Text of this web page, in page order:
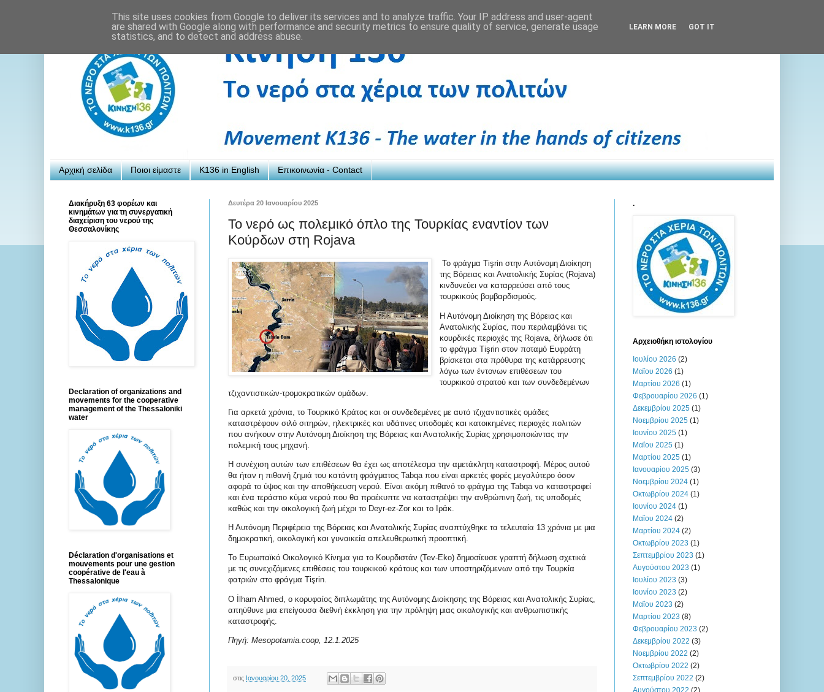
Αρχική σελίδα Ποιοι είμαστε K136 in English Επικοινωνία - Contact
Δευτέρα 20 Ιανουαρίου 2025
Το νερό ως πολεμικό όπλο της Τουρκίας εναντίον των
Κούρδων στη Rojava
Το φράγμα Tişrin στην Αυτόνομη Διοίκηση
της Βόρειας και Ανατολικής Συρίας (Rojava)
κινδυνεύει να καταρρεύσει από τους
τουρκικούς βομβαρδισμούς.
Η Αυτόνομη Διοίκηση της Βόρειας και
Ανατολικής Συρίας, που περιλαμβάνει τις
κουρδικές περιοχές της Rojava, δήλωσε ότι
το φράγμα Tişrin στον ποταμό Ευφράτη
βρίσκεται στα πρόθυρα της κατάρρευσης
λόγω των έντονων επιθέσεων του
τουρκικού στρατού και των συνδεδεμένων
τζιχαντιστικών-τρομοκρατικών ομάδων.
Για αρκετά χρόνια, το Τουρκικό Κράτος και οι συνδεδεμένες με αυτό τζιχαντιστικές ομάδες
καταστρέφουν σιλό σιτηρών, ηλεκτρικές και υδάτινες υποδομές και κατοικημένες περιοχές πολιτών
που ανήκουν στην Αυτόνομη Διοίκηση της Βόρειας και Ανατολικής Συρίας χρησιμοποιώντας την
πολεμική τους μηχανή.
Η συνέχιση αυτών των επιθέσεων θα έχει ως αποτέλεσμα την αμετάκλητη καταστροφή. Μέρος αυτού
θα ήταν η πιθανή ζημιά του κατάντη φράγματος Tabqa που είναι αρκετές φορές μεγαλύτερο όσον
αφορά το ύψος και την αποθήκευση νερού. Είναι ακόμη πιθανό το φράγμα της Tabqa να καταστραφεί
και ένα τεράστιο κύμα νερού που θα προέκυπτε να καταστρέψει την ανθρώπινη ζωή, τις υποδομές
καθώς και την οικολογική ζωή μέχρι το Deyr-ez-Zor και το Ιράκ.
Η Αυτόνομη Περιφέρεια της Βόρειας και Ανατολικής Συρίας αναπτύχθηκε τα τελευταία 13 χρόνια με μια
δημοκρατική, οικολογική και γυναικεία απελευθερωτική προοπτική.
Το Ευρωπαϊκό Οικολογικό Κίνημα για το Κουρδιστάν (Tev-Eko) δημοσίευσε γραπτή δήλωση σχετικά
με τις συνεχιζόμενες επιθέσεις του τουρκικού κράτους και των υποστηριζόμενων από την Τουρκία
φατριών στο φράγμα Tişrin.
Ο İlham Ahmed, ο κορυφαίος διπλωμάτης της Αυτόνομης Διοίκησης της Βόρειας και Ανατολικής Συρίας,
απηύθυνε μια επείγουσα διεθνή έκκληση για την πρόληψη μιας οικολογικής και ανθρωπιστικής
καταστροφής.
Πηγή: Mesopotamia.coop, 12.1.2025
στις Ιανουαρίου 20, 2025
Διακήρυξη 63 φορέων και
κινημάτων για τη συνεργατική
διαχείριση του νερού της
Θεσσαλονίκης
Declaration of organizations and
movements for the cooperative
management of the Thessaloniki
water
Déclaration d'organisations et
mouvements pour une gestion
coopérative de l'eau à
Thessalonique
.
Αρχειοθήκη ιστολογίου
Ιουλίου 2026 (2)
Μαΐου 2026 (1)
Μαρτίου 2026 (1)
Φεβρουαρίου 2026 (1)
Δεκεμβρίου 2025 (1)
Νοεμβρίου 2025 (1)
Ιουνίου 2025 (1)
Μαΐου 2025 (1)
Μαρτίου 2025 (1)
Ιανουαρίου 2025 (3)
Νοεμβρίου 2024 (1)
Οκτωβρίου 2024 (1)
Ιουνίου 2024 (1)
Μαΐου 2024 (2)
Μαρτίου 2024 (2)
Οκτωβρίου 2023 (1)
Σεπτεμβρίου 2023 (1)
Αυγούστου 2023 (1)
Ιουλίου 2023 (3)
Ιουνίου 2023 (2)
Μαΐου 2023 (2)
Μαρτίου 2023 (8)
Φεβρουαρίου 2023 (2)
Δεκεμβρίου 2022 (3)
Νοεμβρίου 2022 (2)
Οκτωβρίου 2022 (2)
Σεπτεμβρίου 2022 (2)
Αυγούστου 2022 (2)
This site uses cookies from Google to deliver its services and to analyze traffic. Your IP address and user-agent
are shared with Google along with performance and security metrics to ensure quality of service, generate usage
statistics, and to detect and address abuse.
LEARN MORE GOT IT